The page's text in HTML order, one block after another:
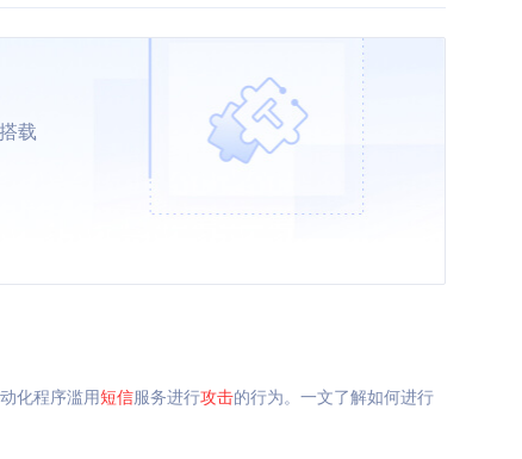
载
化程序滥用短信服务进行攻击的行为。一文了解如何进行